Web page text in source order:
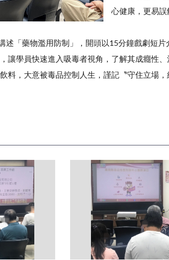
心健康，更易誤
述「藥物濫用防制」，開頭以15分鐘戲劇短片
讓學員快速進入吸毒者視角，了解其成癮性
料，大意被毒品控制人生，謹記〝守住立場，